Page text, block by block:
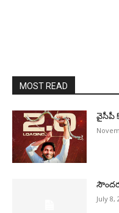
MOST READ
వైసీపీ
July 8,